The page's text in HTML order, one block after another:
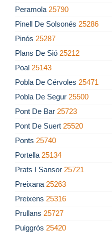
Peramola 25790
Pinell De Solsonés 25286
Pinós 25287
Plans De Sió 25212
Poal 25143
Pobla De Cérvoles 25471
Pobla De Segur 25500
Pont De Bar 25723
Pont De Suert 25520
Ponts 25740
Portella 25134
Prats I Sansor 25721
Preixana 25263
Preixens 25316
Prullans 25727
Puiggrós 25420